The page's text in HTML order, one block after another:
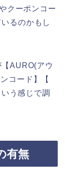
クーポンコー
るのかもし
AURO(アウ
コード】【
う感じで調
有無